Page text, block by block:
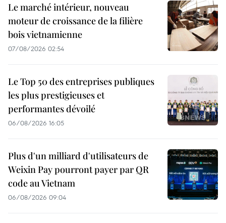
Le marché intérieur, nouveau
moteur de croissance de la filière
bois vietnamienne
07/08/2026 02:54
Le Top 50 des entreprises publiques
les plus prestigieuses et
performantes dévoilé
06/08/2026 16:05
Plus d'un milliard d'utilisateurs de
Weixin Pay pourront payer par QR
code au Vietnam
06/08/2026 09:04